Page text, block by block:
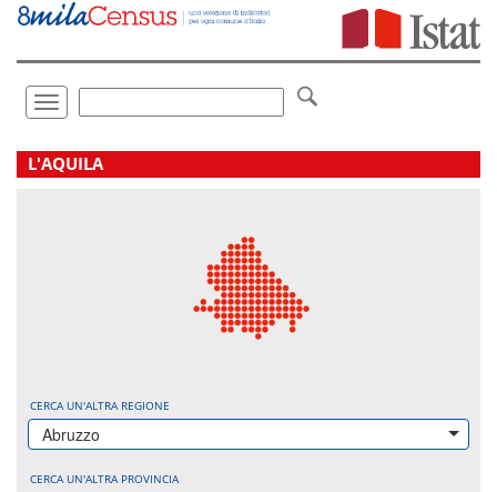
Vai
direttamente
Toggle
navigation
L'AQUILA
CERCA UN'ALTRA REGIONE
Abruzzo
CERCA UN'ALTRA PROVINCIA